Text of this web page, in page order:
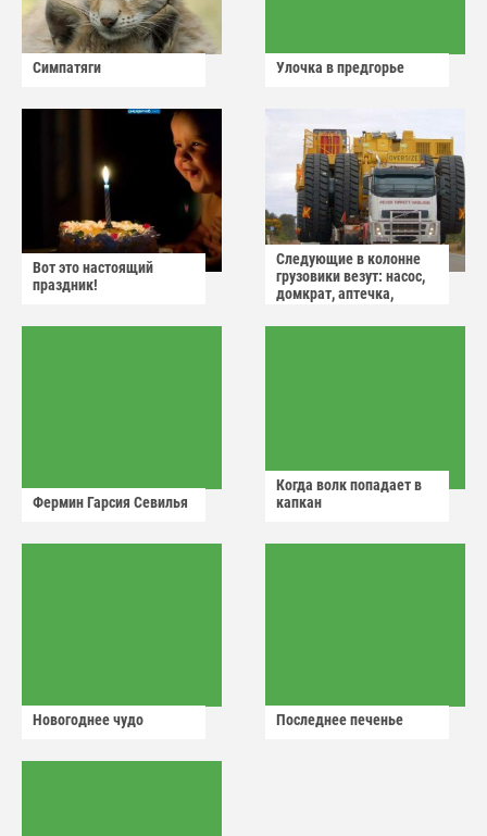
Симпатяги Улочка в предгорье
Вот это настоящий
праздник!
Следующие в колонне
грузовики везут: насос,
домкрат, аптечка,
Фермин Гарсия Севилья
Когда волк попадает в
капкан
Новогоднее чудо Последнее печенье